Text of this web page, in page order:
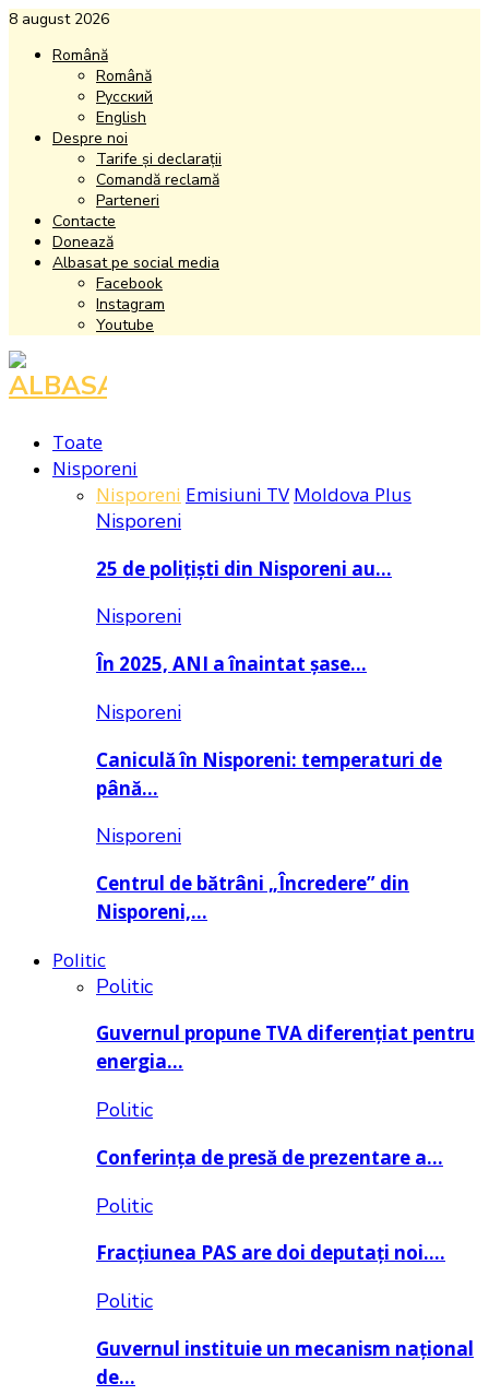
8 august 2026
Română
Română
Русский
English
Despre noi
Tarife și declarații
Comandă reclamă
Parteneri
Contacte
Donează
Albasat pe social media
Facebook
Instagram
Youtube
Facebook
Instagram
Youtube
Toate
Nisporeni
Nisporeni Emisiuni TV Moldova Plus
Nisporeni
25 de polițiști din Nisporeni au…
Nisporeni
În 2025, ANI a înaintat șase…
Nisporeni
Caniculă în Nisporeni: temperaturi de
până…
Nisporeni
Centrul de bătrâni „Încredere” din
Nisporeni,…
Politic
Politic
Guvernul propune TVA diferențiat pentru
energia…
Politic
Conferința de presă de prezentare a…
Politic
Fracțiunea PAS are doi deputați noi….
Politic
Guvernul instituie un mecanism național
de…